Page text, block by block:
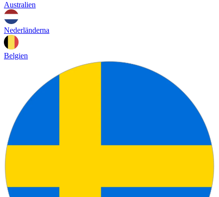
Australien
Nederländerna
Belgien